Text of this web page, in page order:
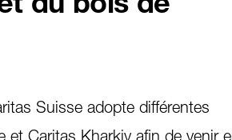
du bois de
Suisse adopte différentes
et Caritas Kharkiv afin de venir